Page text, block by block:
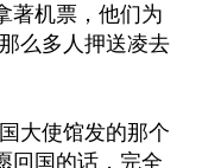
著机票，他们为
么多人押送凌去
大使馆发的那个
回国的话，完全